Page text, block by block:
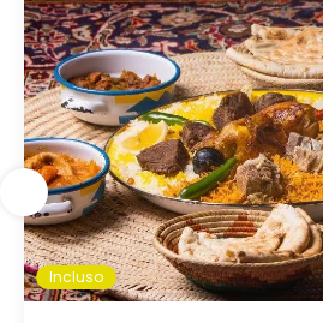
Incluso